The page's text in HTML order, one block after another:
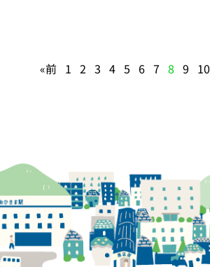
«前 1 2 3 4 5 6 7 8 9 10